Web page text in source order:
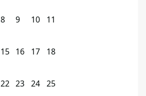
8 9 10 11
15 16 17 18
22 23 24 25